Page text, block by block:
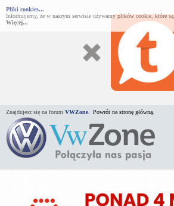
Pliki cookies...
Informujemy, że w naszym serwisie używamy plików cookie, które
Więcej...
Znajdujesz się na forum VWZone Powrót na stronę główną.